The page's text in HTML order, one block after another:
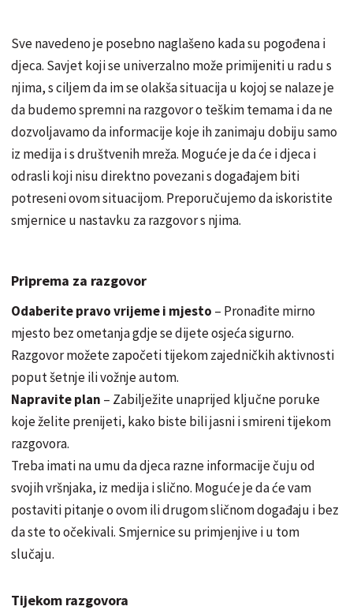
Sve navedeno je posebno naglašeno kada su pogođena i
djeca. Savjet koji se univerzalno može primijeniti u radu s
njima, s ciljem da im se olakša situacija u kojoj se nalaze je
da budemo spremni na razgovor o teškim temama i da ne
dozvoljavamo da informacije koje ih zanimaju dobiju samo
iz medija i s društvenih mreža. Moguće je da će i djeca i
odrasli koji nisu direktno povezani s događajem biti
potreseni ovom situacijom. Preporučujemo da iskoristite
smjernice u nastavku za razgovor s njima.
Priprema za razgovor
Odaberite pravo vrijeme i mjesto – Pronađite mirno
mjesto bez ometanja gdje se dijete osjeća sigurno.
Razgovor možete započeti tijekom zajedničkih aktivnosti
poput šetnje ili vožnje autom.
Napravite plan – Zabilježite unaprijed ključne poruke
koje želite prenijeti, kako biste bili jasni i smireni tijekom
razgovora.
Treba imati na umu da djeca razne informacije čuju od
svojih vršnjaka, iz medija i slično. Moguće je da će vam
postaviti pitanje o ovom ili drugom sličnom događaju i bez
da ste to očekivali. Smjernice su primjenjive i u tom
slučaju.
Tijekom razgovora